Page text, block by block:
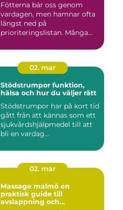
Fötterna bär oss genom
vardagen, men hamnar ofta
längst ned på
prioriteringslistan. Många
02. mar
Stödstrumpor funktion,
hälsa och hur du väljer rätt
Stödstrumpor har på kort tid
gått från att kännas som ett
sjukvårdshjälpmedel till att
bli en vardag...
02. mar
Massage malmö en
praktisk guide till
avslappning och